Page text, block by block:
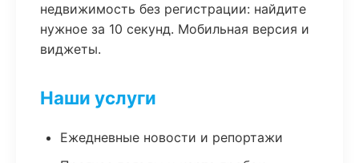
недвижимость без регистрации: найдите
нужное за 10 секунд. Мобильная версия и
виджеты.
Наши услуги
Ежедневные новости и репортажи